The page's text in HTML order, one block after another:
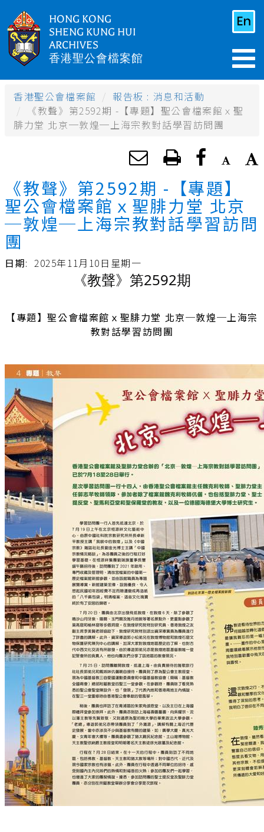
HONG KONG
SHENG KUNG HUI
ARCHIVES
香港聖公會檔案館
香港聖公會檔案館
報告板 : 消息和活動
《教聲》第2592期 -【專題】聖公會檔案館ｘ聖
腓力堂 北京─敦煌─上海宗教對話學習訪問團
《教聲》第2592期 -【專題】
聖公會檔案館ｘ聖腓力堂 北京
─敦煌─上海宗教對話學習訪問
團
日期: 2025年11月10日星期一
《教聲》第2592期
【專題】聖公會檔案館ｘ聖腓力堂 北京─敦煌─上海宗
教對話學習訪問團